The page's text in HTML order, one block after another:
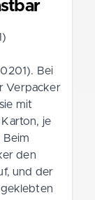
Bei
Verpacker
mit
je
Beim
den
und der